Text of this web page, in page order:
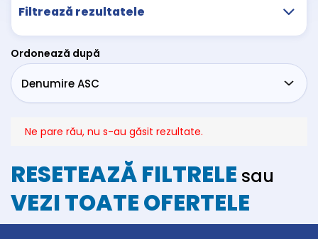
Filtrează rezultatele
Ordonează după
Ne pare rău, nu s-au găsit rezultate.
RESETEAZĂ FILTRELE sau
VEZI TOATE OFERTELE